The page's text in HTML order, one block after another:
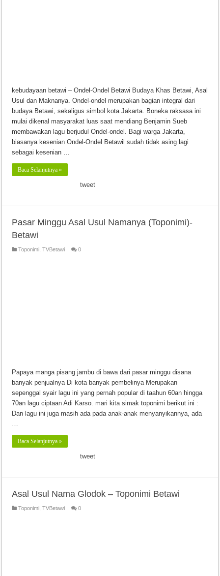
kebudayaan betawi – Ondel-Ondel Betawi Budaya Khas Betawi, Asal
Usul dan Maknanya. Ondel-ondel merupakan bagian integral dari
budaya Betawi, sekaligus simbol kota Jakarta. Boneka raksasa ini
mulai dikenal masyarakat luas saat mendiang Benjamin Sueb
membawakan lagu berjudul Ondel-ondel. Bagi warga Jakarta,
biasanya kesenian Ondel-Ondel Betawil sudah tidak asing lagi
sebagai kesenian …
Baca Selanjutnya »
tweet
Pasar Minggu Asal Usul Namanya (Toponimi)-
Betawi
Toponimi ,TVBetawi 0
Papaya manga pisang jambu di bawa dari pasar minggu disana
banyak penjualnya Di kota banyak pembelinya Merupakan
sepenggal syair lagu ini yang pernah popular di taahun 60an hingga
70an lagu ciptaan Adi Karso. mari kita simak toponimi berikut ini :
Dan lagu ini juga masih ada pada anak-anak menyanyikannya, ada
Baca Selanjutnya »
tweet
Asal Usul Nama Glodok – Toponimi Betawi
Toponimi ,TVBetawi 0